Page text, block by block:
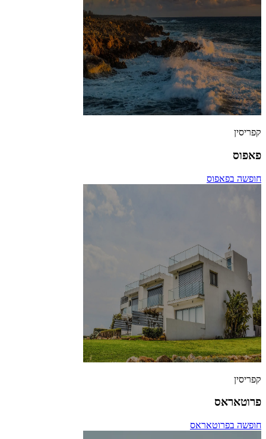
קפריסין
פאפוס
חופשה בפאפוס
קפריסין
פרוטאראס
חופשה בפרוטאראס